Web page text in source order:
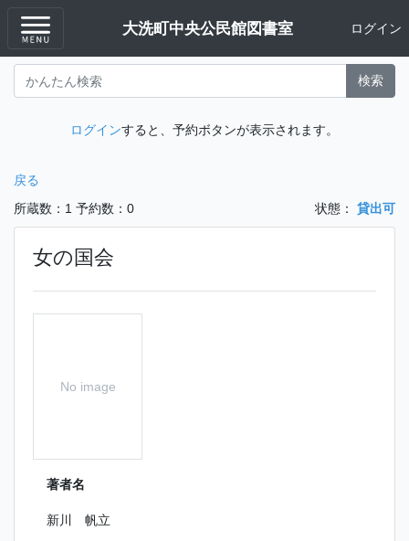
大洗町中央公民館図書室 ログイン
検索
ログインすると、予約ボタンが表示されます。
戻る
所蔵数：1 予約数：0 状態： 貸出可
女の国会
No image
著者名
新川 帆立